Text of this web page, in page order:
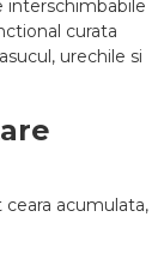
interschimbabile
curata
urechile si
acumulata,